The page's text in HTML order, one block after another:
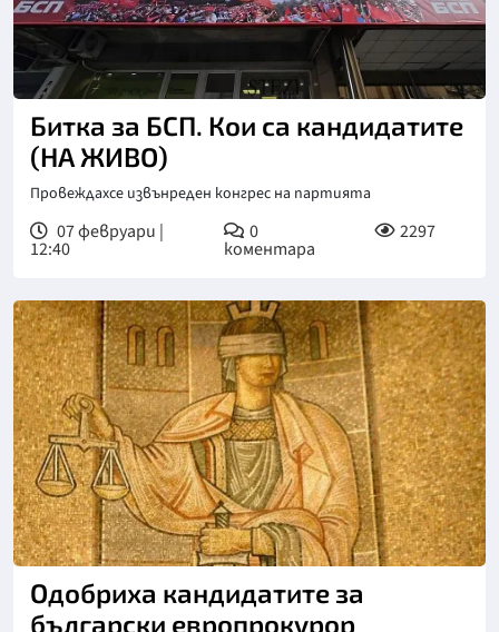
Снимка: БТА
Битка за БСП. Кои са кандидатите
(НА ЖИВО)
Провеждахсе извънреден конгрес на партията
07 февруари |
12:40
0
коментара
2297
Одобриха кандидатите за
български европрокурор